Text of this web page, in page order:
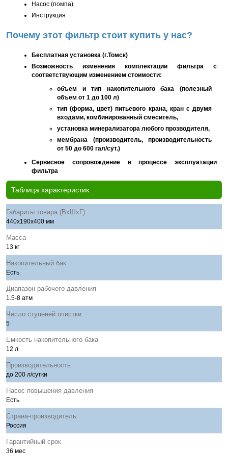
Насос (помпа)
Инструкция
Почему этот фильтр стоит купить у нас?
Бесплатная установка (г.Томск)
Возможность изменения комплектации фильтра с
соответствующим изменением стоимости:
объем и тип накопительного бака (полезный
объем от 1 до 100 л)
тип (форма, цвет) питьевого крана, кран с двумя
входами, комбинированный смеситель,
установка минерализатора любого прозводителя,
мембрана (производитель, производительность
от 50 до 600 гал/сут.)
Сервисное сопровождение в процессе эксплуатации
фильтра
Таблица характеристик
Габариты товара (ВхШхГ)
440x190x400 мм
Масса
13 кг
Накопительный бак
Есть
Диапазон рабочего давления
1.5-8 атм
Число ступеней очистки
5
Емкость накопительного бака
12 л
Производительность
до 200 л/сутки
Насос повышения давления
Есть
Страна-производитель
Россия
Гарантийный срок
36 мес